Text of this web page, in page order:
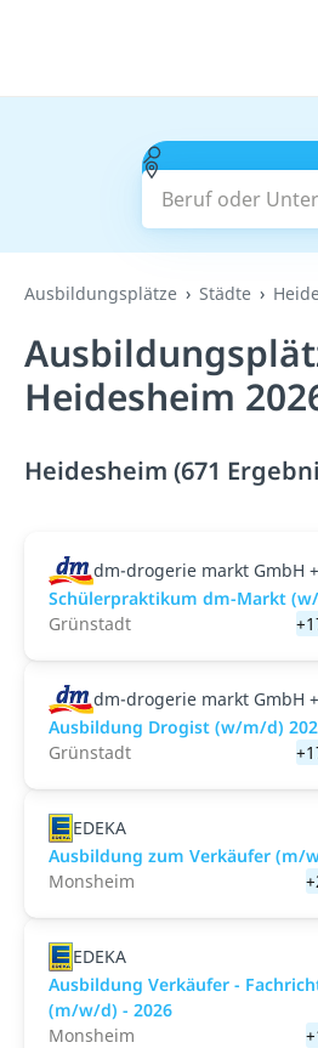
Beruf oder
Ausbildungsplätze Städte
Heidesheim
Heidesheim (671
dm-drogerie markt GmbH
Schülerpraktikum dm-Markt
Grünstadt
dm-drogerie markt GmbH
Ausbildung Drogist (w/m/d)
Grünstadt
EDEKA
Ausbildung zum Verkäufer (m/
Monsheim
EDEKA
Ausbildung Verkäufer -
(m/w/d) - 2026
Monsheim